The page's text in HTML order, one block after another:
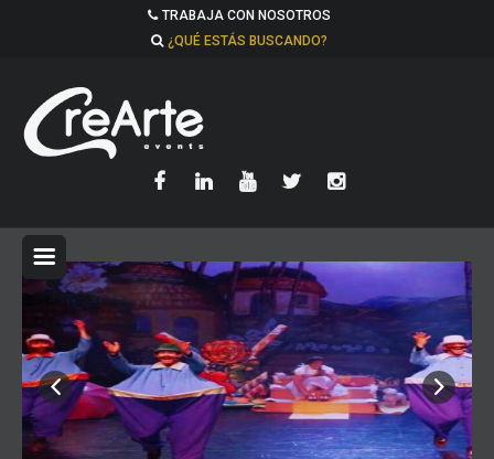
TRABAJA CON NOSOTROS
¿QUÉ ESTÁS BUSCANDO?